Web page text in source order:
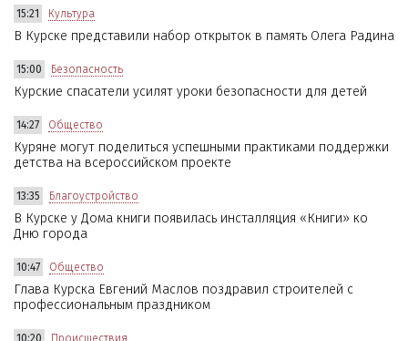
15:21 Культура
В Курске представили набор открыток в память Олега Радина
15:00 Безопасность
Курские спасатели усилят уроки безопасности для детей
14:27 Общество
Куряне могут поделиться успешными практиками поддержки
детства на всероссийском проекте
13:35 Благоустройство
В Курске у Дома книги появилась инсталляция «Книги» ко
Дню города
10:47 Общество
Глава Курска Евгений Маслов поздравил строителей с
профессиональным праздником
10:20 Происшествия